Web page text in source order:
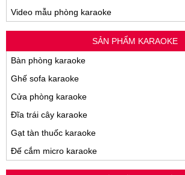
Video mẫu phòng karaoke
SẢN PHẨM KARAOKE
Bàn phòng karaoke
Ghế sofa karaoke
Cửa phòng karaoke
Đĩa trái cây karaoke
Gạt tàn thuốc karaoke
Đế cắm micro karaoke